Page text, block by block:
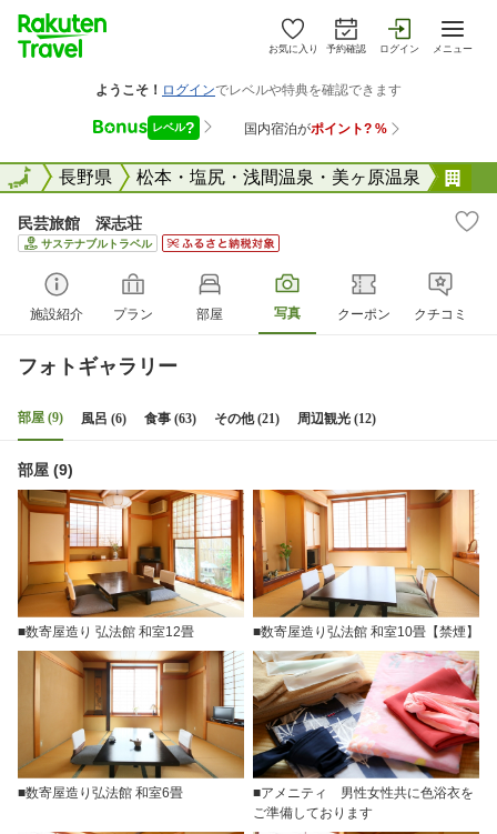
お気に入り 予約確認 ログイン メニュー
全国長野県 松本・塩尻・浅間温泉・美ヶ原温泉
全国
民芸旅館 深志荘
サステナブルトラベル
施設紹介 プラン 部屋 写真 クーポン クチコミ
フォトギャラリー
部屋 (9) 風呂 (6) 食事 (63) その他 (21) 周辺観光 (12)
部屋 (9)
■数寄屋造り 弘法館 和室12畳 ■数寄屋造り弘法館 和室10畳【禁煙】
■数寄屋造り弘法館 和室6畳
■アメニティ 男性女性共に色浴衣を
ご準備しております